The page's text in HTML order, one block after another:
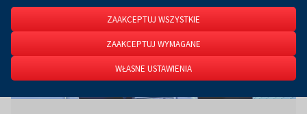
ZAAKCEPTUJ WSZYSTKIE
ZAAKCEPTUJ WYMAGANE
WŁASNE USTAWIENIA